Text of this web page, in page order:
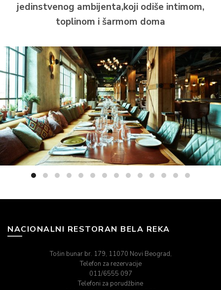
jedinstvenog ambijenta,koji odiše intimom,
toplinom i šarmom doma
NACIONALNI RESTORAN BELA REKA
Tošin bunar br. 179, 11070 Novi Beograd,
Telefon za rezervacije
011/6555 097
Telefoni za porudžbine